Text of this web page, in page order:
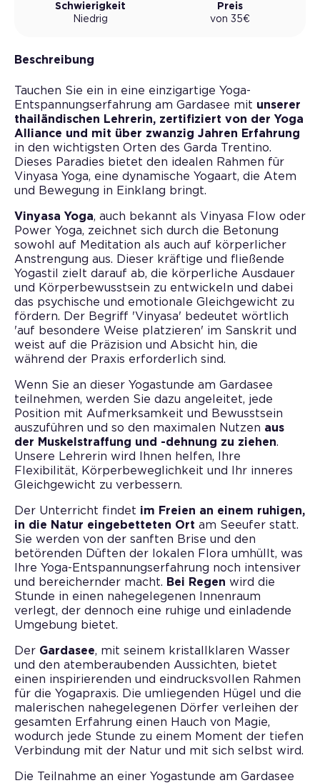
Schwierigkeit
Niedrig
Preis
von 35€
Beschreibung
Tauchen Sie ein in eine einzigartige Yoga-
Entspannungserfahrung am Gardasee mit unserer
thailändischen Lehrerin, zertifiziert von der Yoga
Alliance und mit über zwanzig Jahren Erfahrung
in den wichtigsten Orten des Garda Trentino.
Dieses Paradies bietet den idealen Rahmen für
Vinyasa Yoga, eine dynamische Yogaart, die Atem
und Bewegung in Einklang bringt.
Vinyasa Yoga, auch bekannt als Vinyasa Flow oder
Power Yoga, zeichnet sich durch die Betonung
sowohl auf Meditation als auch auf körperlicher
Anstrengung aus. Dieser kräftige und fließende
Yogastil zielt darauf ab, die körperliche Ausdauer
und Körperbewusstsein zu entwickeln und dabei
das psychische und emotionale Gleichgewicht zu
fördern. Der Begriff 'Vinyasa' bedeutet wörtlich
'auf besondere Weise platzieren' im Sanskrit und
weist auf die Präzision und Absicht hin, die
während der Praxis erforderlich sind.
Wenn Sie an dieser Yogastunde am Gardasee
teilnehmen, werden Sie dazu angeleitet, jede
Position mit Aufmerksamkeit und Bewusstsein
auszuführen und so den maximalen Nutzen aus
der Muskelstraffung und -dehnung zu ziehen.
Unsere Lehrerin wird Ihnen helfen, Ihre
Flexibilität, Körperbeweglichkeit und Ihr inneres
Gleichgewicht zu verbessern.
Der Unterricht findet im Freien an einem ruhigen,
in die Natur eingebetteten Ort am Seeufer statt.
Sie werden von der sanften Brise und den
betörenden Düften der lokalen Flora umhüllt, was
Ihre Yoga-Entspannungserfahrung noch intensiver
und bereichernder macht. Bei Regen wird die
Stunde in einen nahegelegenen Innenraum
verlegt, der dennoch eine ruhige und einladende
Umgebung bietet.
Der Gardasee, mit seinem kristallklaren Wasser
und den atemberaubenden Aussichten, bietet
einen inspirierenden und eindrucksvollen Rahmen
für die Yogapraxis. Die umliegenden Hügel und die
malerischen nahegelegenen Dörfer verleihen der
gesamten Erfahrung einen Hauch von Magie,
wodurch jede Stunde zu einem Moment der tiefen
Verbindung mit der Natur und mit sich selbst wird.
Die Teilnahme an einer Yogastunde am Gardasee